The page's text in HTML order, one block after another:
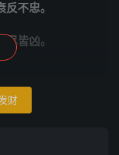
不忠。
皆凶。
是吉神。
财